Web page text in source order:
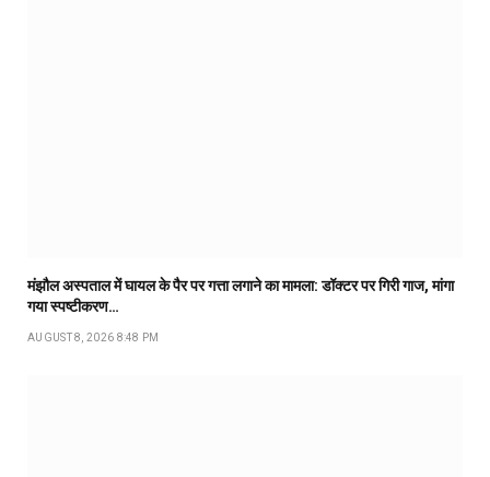
मंझौल अस्पताल में घायल के पैर पर गत्ता लगाने का मामला: डॉक्टर पर गिरी गाज, मांगा
गया स्पष्टीकरण…
AUGUST 8, 2026 8:48 PM